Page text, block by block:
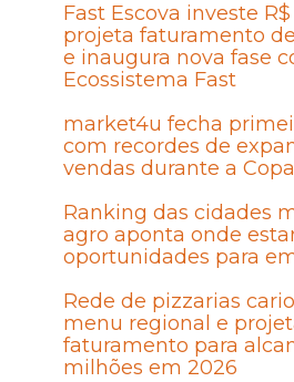
Fast Escova investe R$
projeta faturamento
e inaugura nova fase
Ecossistema Fast
market4u fecha
com recordes de
vendas durante a
Ranking das cidades
agro aponta onde
oportunidades para
Rede de pizzarias
menu regional e
faturamento para
milhões em 2026